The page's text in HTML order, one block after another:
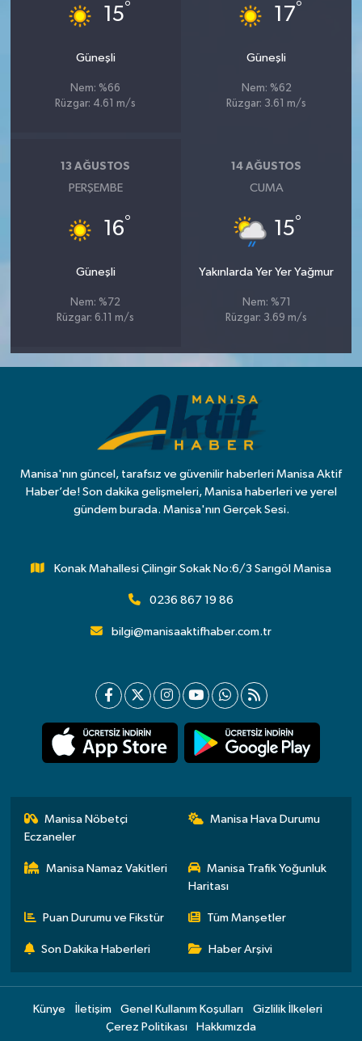
15°
Güneşli
Nem: %66
Rüzgar: 4.61 m/s
17°
Güneşli
Nem: %62
Rüzgar: 3.61 m/s
13 AĞUSTOS
PERŞEMBE
16°
Güneşli
Nem: %72
Rüzgar: 6.11 m/s
14 AĞUSTOS
CUMA
15°
Yakınlarda Yer Yer Yağmur
Nem: %71
Rüzgar: 3.69 m/s
Manisa'nın güncel, tarafsız ve güvenilir haberleri Manisa Aktif
Haber’de! Son dakika gelişmeleri, Manisa haberleri ve yerel
gündem burada. Manisa'nın Gerçek Sesi.
Konak Mahallesi Çilingir Sokak No:6/3 Sarıgöl Manisa
0236 867 19 86
bilgi@manisaaktifhaber.com.tr
Manisa Nöbetçi
Eczaneler
Manisa Hava Durumu
Manisa Namaz Vakitleri
Manisa Trafik Yoğunluk
Haritası
Puan Durumu ve Fikstür Tüm Manşetler
Son Dakika Haberleri Haber Arşivi
Künye İletişim Genel Kullanım Koşulları
Gizlilik İlkeleri
Çerez Politikası
Hakkımızda